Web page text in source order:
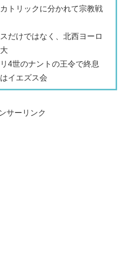
トリックに分かれて宗教戦
だけではなく、北西ヨーロ
4世のナントの王令で終息
イエズス会
サーリンク